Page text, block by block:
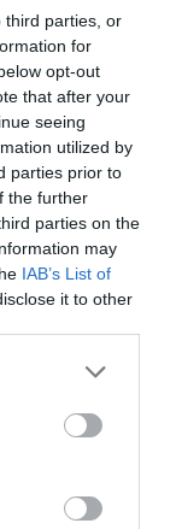
third parties, or
for
opt-out
that after your
seeing
utilized by
parties prior to
the further
parties on the
may
IAB’s List of
it to other
un pont
:
un pont